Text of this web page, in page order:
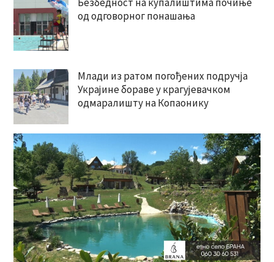
од одговорног понашања
Млади из ратом погођених подручја
Украјине бораве у крагујевачком
одмаралишту на Копаонику